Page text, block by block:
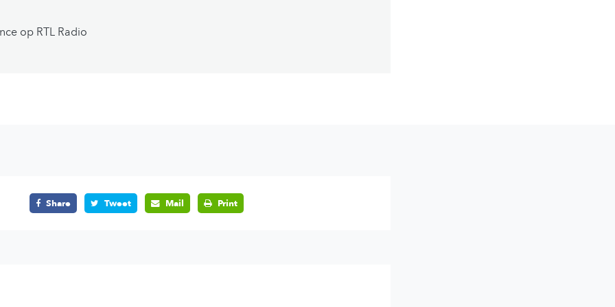
op RTL Radio
Share Tweet Mail Print